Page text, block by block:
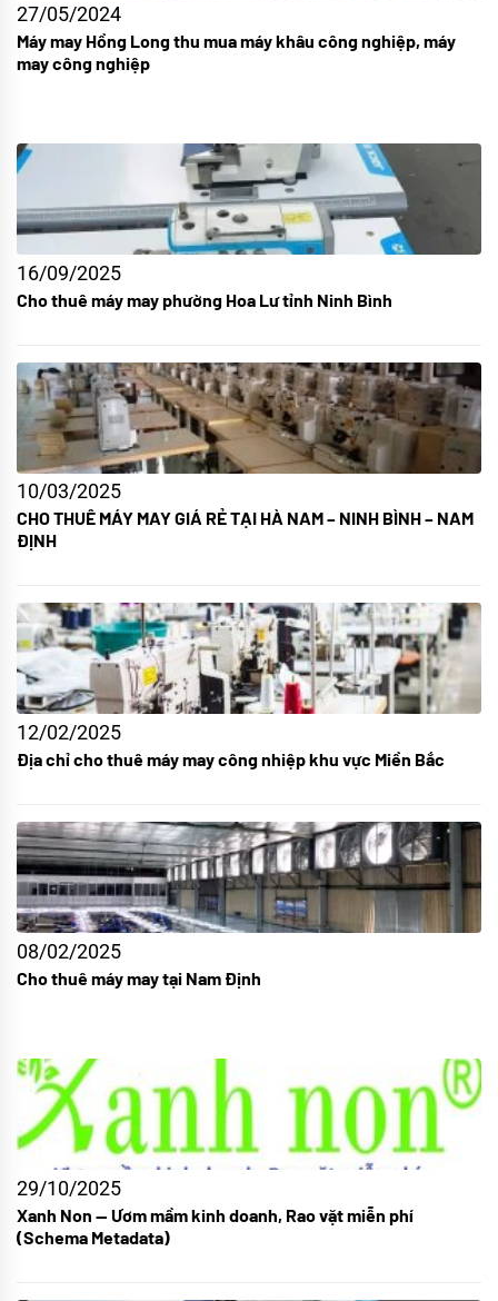
27/05/2024
Máy may Hồng Long thu mua máy khâu công nghiệp, máy
may công nghiệp
16/09/2025
Cho thuê máy may phường Hoa Lư tỉnh Ninh Bình
10/03/2025
CHO THUÊ MÁY MAY GIÁ RẺ TẠI HÀ NAM – NINH BÌNH – NAM
ĐỊNH
12/02/2025
Địa chỉ cho thuê máy may công nhiệp khu vực Miền Bắc
08/02/2025
Cho thuê máy may tại Nam Định
29/10/2025
Xanh Non — Ươm mầm kinh doanh, Rao vặt miễn phí
(Schema Metadata)